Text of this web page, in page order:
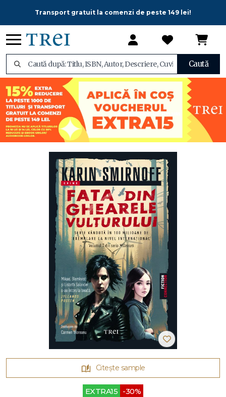
Transport gratuit la comenzi de peste 149 lei!
Caută
Citește sample
EXTRA15 -30%